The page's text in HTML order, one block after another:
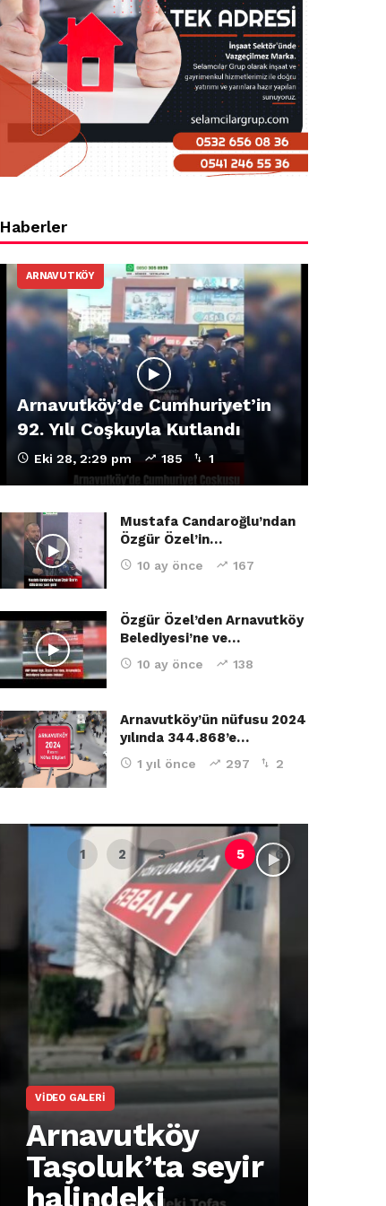
Haberler
ARNAVUTKÖY
Arnavutköy’de Cumhuriyet’in
92. Yılı Coşkuyla Kutlandı
Eki 28, 2:29 pm 185 1
Mustafa Candaroğlu’ndan
Özgür Özel’in…
10 ay önce 167
Özgür Özel’den Arnavutköy
Belediyesi’ne ve…
10 ay önce 138
Arnavutköy’ün nüfusu 2024
yılında 344.868’e…
1 yıl önce 297 2
VIDEO GALERI
Arnavutköy
Taşoluk’ta seyir
halindeki